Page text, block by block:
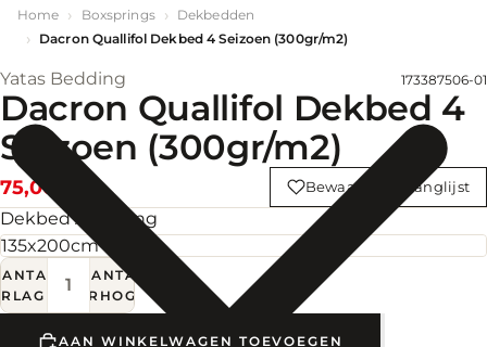
Home Boxsprings
Dekbedden
Dacron Quallifol Dekbed 4 Seizoen (300gr/m2)
Yatas Bedding 173387506-01
Dacron Quallifol Dekbed 4
Seizoen (300gr/m2)
75,00 Bewaar op verlanglijst
Dekbed Afmeting
AANTAL
VERHOGEN
AAN WINKELWAGEN TOEVOEGEN